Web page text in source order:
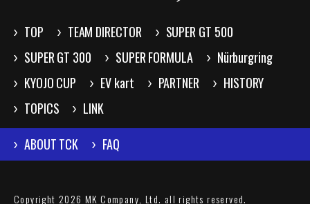
TOP TEAM DIRECTOR
SUPER GT 500
SUPER GT 300
SUPER FORMULA
Nürburgring
KYOJO CUP
EV kart PARTNER
HISTORY
TOPICS
LINK
ABOUT TCK
FAQ
Copyright 2026 MK Company, Ltd. all rights reserved.